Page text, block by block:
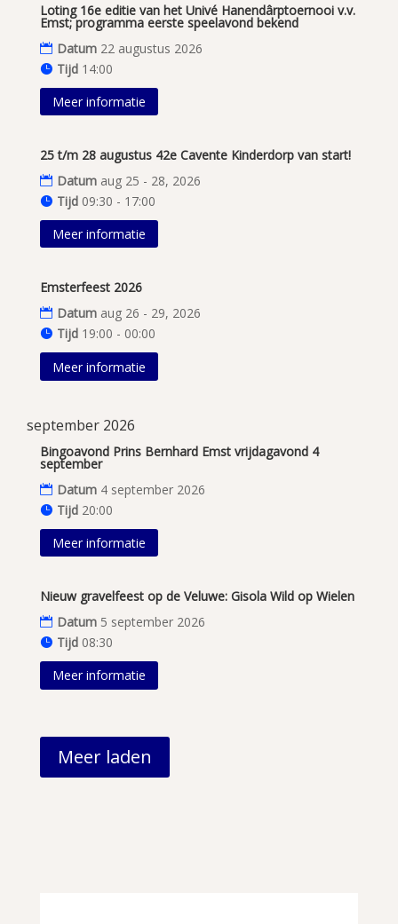
Loting 16e editie van het Univé Hanendârptoernooi v.v.
Emst; programma eerste speelavond bekend
Datum 22 augustus 2026
Tijd 14:00
Meer informatie
25 t/m 28 augustus 42e Cavente Kinderdorp van start!
Datum aug 25 - 28, 2026
Tijd 09:30 - 17:00
Meer informatie
Emsterfeest 2026
Datum aug 26 - 29, 2026
Tijd 19:00 - 00:00
Meer informatie
september 2026
Bingoavond Prins Bernhard Emst vrijdagavond 4
september
Datum 4 september 2026
Tijd 20:00
Meer informatie
Nieuw gravelfeest op de Veluwe: Gisola Wild op Wielen
Datum 5 september 2026
Tijd 08:30
Meer informatie
Meer laden